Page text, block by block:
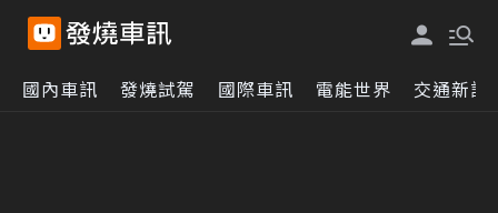
國內車訊 發燒試駕 國際車訊 電能世界 交通新訊